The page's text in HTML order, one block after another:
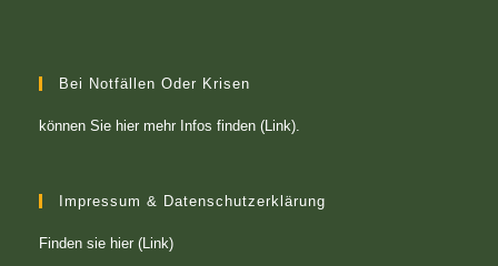
Bei Notfällen Oder Krisen
können Sie hier mehr Infos finden (Link).
Impressum & Datenschutzerklärung
Finden sie hier (Link)